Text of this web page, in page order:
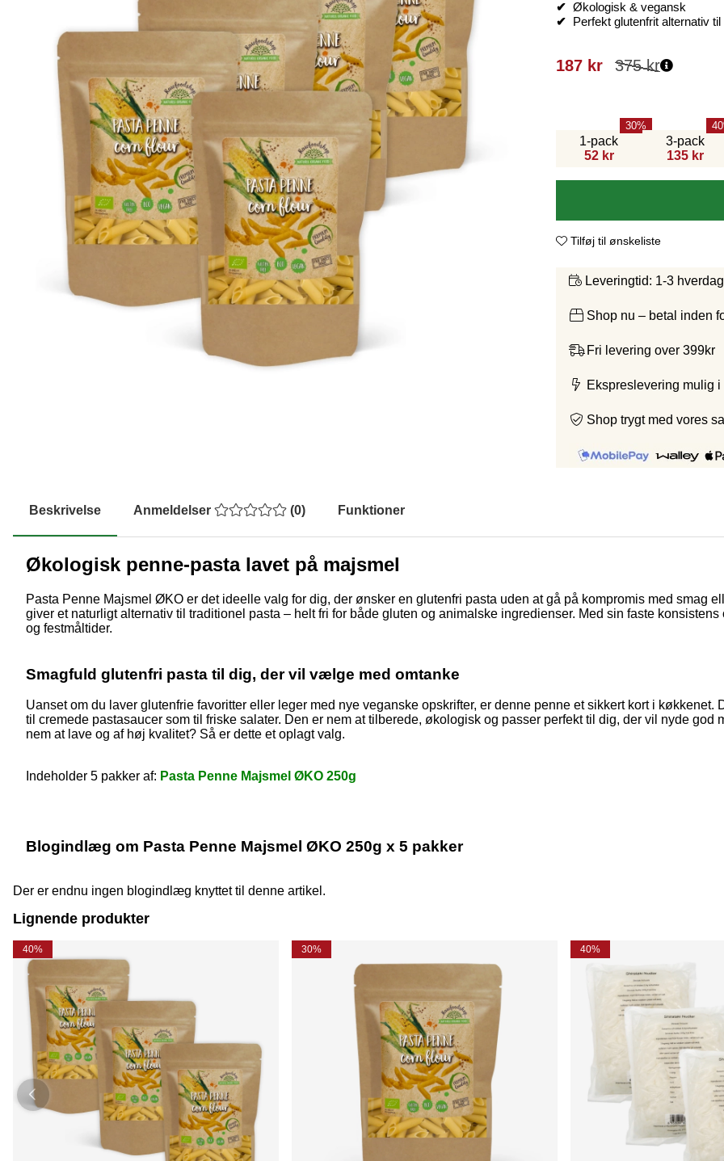
✔ Økologisk & vegansk
✔ Perfekt glutenfrit alternativ
375kr
187 kr
1-pack
52 kr
30
3-pack
135 kr
40
Tilføj til ønskeliste
Leveringtid: 1-3
Shop nu – betal inden
Fri levering over 399kr
Ekspreslevering mulig i
Shop trygt med vores
Beskrivelse Anmeldelser (0) Funktioner
Økologisk penne-pasta lavet på majsmel
Pasta Penne Majsmel ØKO er det ideelle valg for dig, der ønsker en glutenfri pasta uden at gå på kompromis med smag
giver et naturligt alternativ til traditionel pasta – helt fri for både gluten og animalske ingredienser. Med sin faste
og festmåltider.
Smagfuld glutenfri pasta til dig, der vil vælge med omtanke
Uanset om du laver glutenfrie favoritter eller leger med nye veganske opskrifter, er denne penne et sikkert kort i
til cremede pastasaucer som til friske salater. Den er nem at tilberede, økologisk og passer perfekt til dig, der vil nyde god
nem at lave og af høj kvalitet? Så er dette et oplagt valg.
Indeholder 5 pakker af: Pasta Penne Majsmel ØKO 250g
Blogindlæg om Pasta Penne Majsmel ØKO 250g x 5 pakker
Der er endnu ingen blogindlæg knyttet til denne artikel.
Lignende produkter
40% 30% 40%